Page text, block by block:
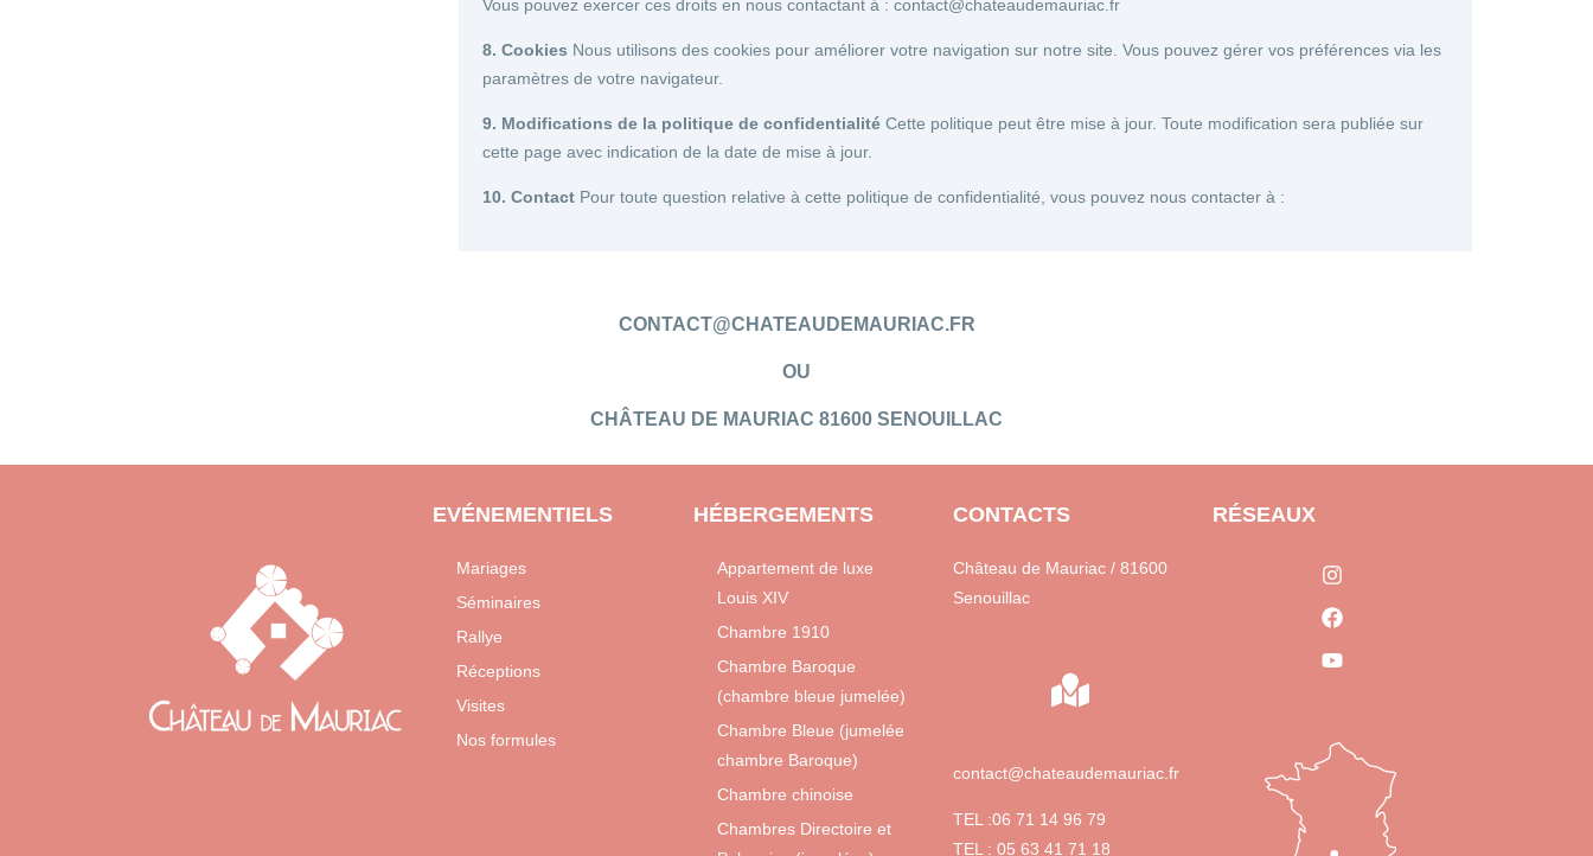
Vous pouvez exercer ces droits en nous contactant à : contact@chateaudemauriac.fr
8. Cookies Nous utilisons des cookies pour améliorer votre navigation sur notre site. Vous pouvez gérer vos préférences via les
paramètres de votre navigateur.
9. Modifications de la politique de confidentialité Cette politique peut être mise à jour. Toute modification sera publiée sur
cette page avec indication de la date de mise à jour.
10. Contact Pour toute question relative à cette politique de confidentialité, vous pouvez nous contacter à :
CONTACT@CHATEAUDEMAURIAC.FR
OU
CHÂTEAU DE MAURIAC 81600 SENOUILLAC
EVÉNEMENTIELS
Mariages
Séminaires
Rallye
Réceptions
Visites
Nos formules
HÉBERGEMENTS
Appartement de luxe
Louis XIV
Chambre 1910
Chambre Baroque
(chambre bleue jumelée)
Chambre Bleue (jumelée
chambre Baroque)
Chambre chinoise
Chambres Directoire et
CONTACTS
Château de Mauriac / 81600
Senouillac
contact@chateaudemauriac.fr
TEL :06 71 14 96 79
TEL : 05 63 41 71 18
RÉSEAUX